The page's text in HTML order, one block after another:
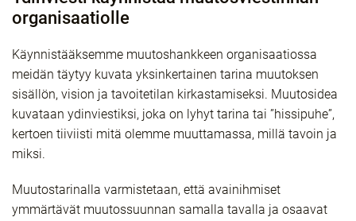
organisaatiolle
Käynnistääksemme muutoshankkeen organisaatiossa
meidän täytyy kuvata yksinkertainen tarina muutoksen
sisällön, vision ja tavoitetilan kirkastamiseksi. Muutosidea
kuvataan ydinviestiksi, joka on lyhyt tarina tai ”hissipuhe”,
kertoen tiiviisti mitä olemme muuttamassa, millä tavoin ja
miksi.
Muutostarinalla varmistetaan, että avainihmiset
ymmärtävät muutossuunnan samalla tavalla ja osaavat